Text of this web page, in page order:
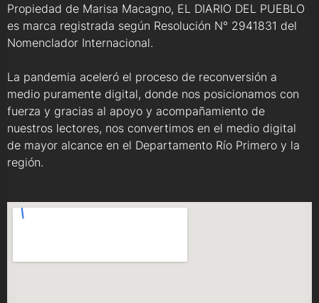
Propiedad de Marisa Macagno, EL DIARIO DEL PUEBLO
es marca registrada según Resolución N° 2941831 del
Nomenclador Internacional.
La pandemia aceleró el proceso de reconversión a
medio puramente digital, donde nos posicionamos con
fuerza y gracias al apoyo y acompañamiento de
nuestros lectores, nos convertimos en el medio digital
de mayor alcance en el Departamento Río Primero y la
región.